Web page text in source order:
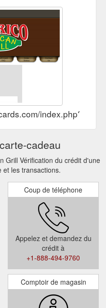
cadeau
Grill Vérification du crédit d'une
les transactions.
Coup de téléphone
Appelez et demandez du
crédit à
+1-888-494-9760
Comptoir de magasin